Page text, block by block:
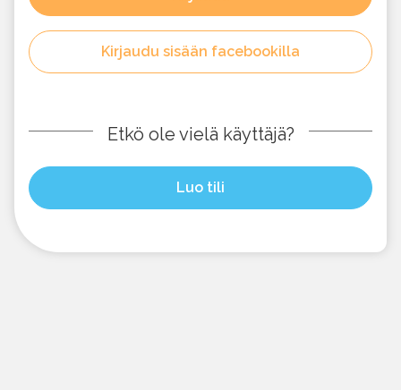
Kirjaudu sisään facebookilla
Etkö ole vielä käyttäjä?
Luo tili